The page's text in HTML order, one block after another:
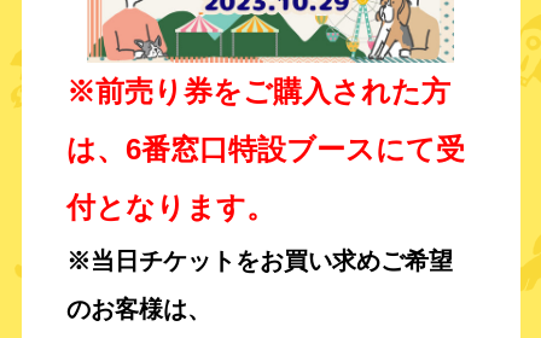
※前売り券をご購入された方
は、6番窓口特設ブースにて受
付となります。
※当日チケットをお買い求めご希望
のお客様は、